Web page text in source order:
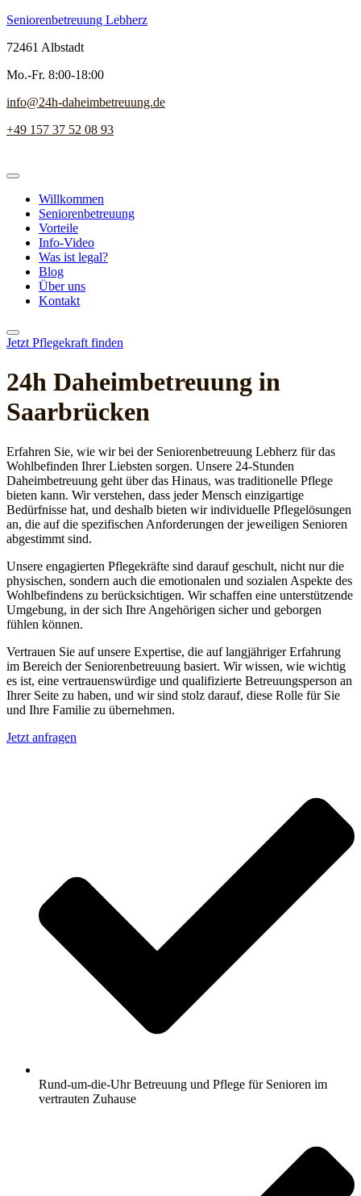
Seniorenbetreuung Lebherz
72461 Albstadt
Mo.-Fr. 8:00-18:00
info@24h-daheimbetreuung.de
+49 157 37 52 08 93
Willkommen
Seniorenbetreuung
Vorteile
Info-Video
Was ist legal?
Blog
Über uns
Kontakt
Jetzt Pflegekraft finden
24h Daheim­betreuung in
Saarbrücken
Erfahren Sie, wie wir bei der Seniorenbetreuung Lebherz für das
Wohlbefinden Ihrer Liebsten sorgen. Unsere 24-Stunden
Daheimbetreuung geht über das Hinaus, was traditionelle Pflege
bieten kann. Wir verstehen, dass jeder Mensch einzigartige
Bedürfnisse hat, und deshalb bieten wir individuelle Pflegelösungen
an, die auf die spezifischen Anforderungen der jeweiligen Senioren
abgestimmt sind.
Unsere engagierten Pflegekräfte sind darauf geschult, nicht nur die
physischen, sondern auch die emotionalen und sozialen Aspekte des
Wohlbefindens zu berücksichtigen. Wir schaffen eine unterstützende
Umgebung, in der sich Ihre Angehörigen sicher und geborgen
fühlen können.
Vertrauen Sie auf unsere Expertise, die auf langjähriger Erfahrung
im Bereich der Seniorenbetreuung basiert. Wir wissen, wie wichtig
es ist, eine vertrauenswürdige und qualifizierte Betreuungsperson an
Ihrer Seite zu haben, und wir sind stolz darauf, diese Rolle für Sie
und Ihre Familie zu übernehmen.
Jetzt anfragen
Rund-um-die-Uhr Betreuung und Pflege für Senioren im
vertrauten Zuhause